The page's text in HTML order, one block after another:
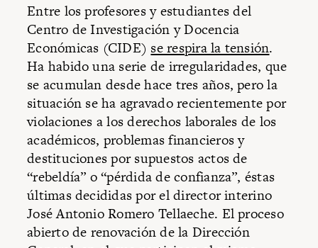
Entre los profesores y estudiantes del
Centro de Investigación y Docencia
Económicas (CIDE) se respira la tensión.
Ha habido una serie de irregularidades, que
se acumulan desde hace tres años, pero la
situación se ha agravado recientemente por
violaciones a los derechos laborales de los
académicos, problemas financieros y
destituciones por supuestos actos de
“rebeldía” o “pérdida de confianza”, éstas
últimas decididas por el director interino
José Antonio Romero Tellaeche. El proceso
abierto de renovación de la Dirección